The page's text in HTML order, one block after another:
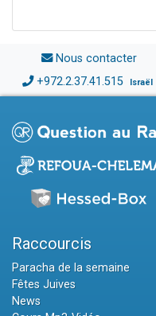
Nous contacter
+972.2.37.41.515 Israël
Raccourcis
Paracha de la semaine
Fêtes Juives
News